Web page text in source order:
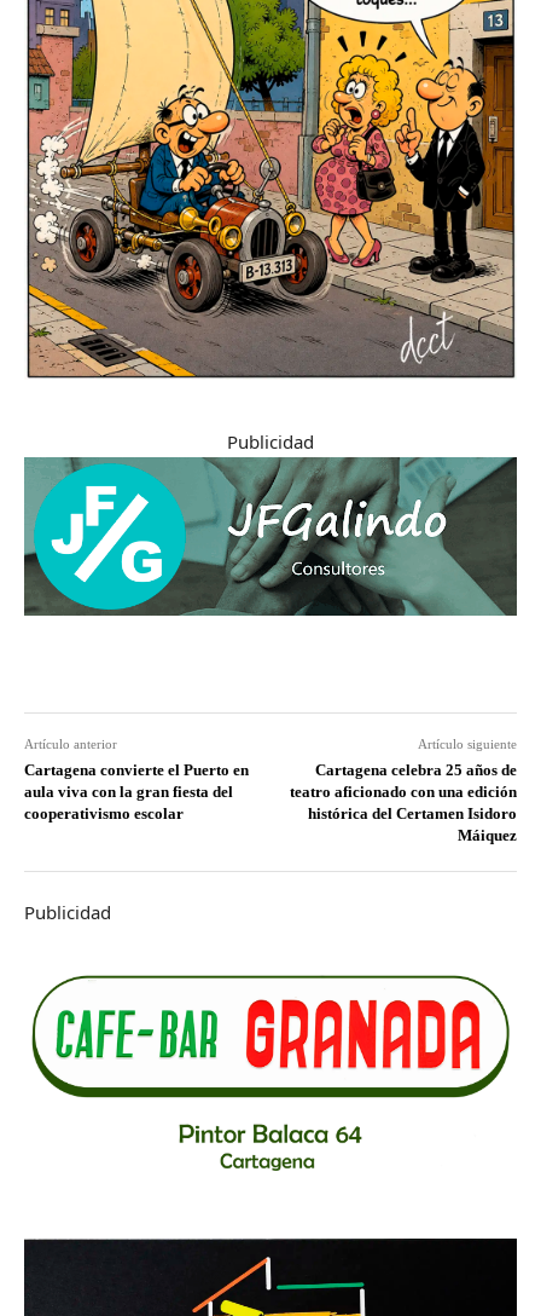
Publicidad
Artículo anterior
Cartagena convierte el Puerto en
aula viva con la gran fiesta del
cooperativismo escolar
Artículo siguiente
Cartagena celebra 25 años de
teatro aficionado con una edición
histórica del Certamen Isidoro
Máiquez
Publicidad